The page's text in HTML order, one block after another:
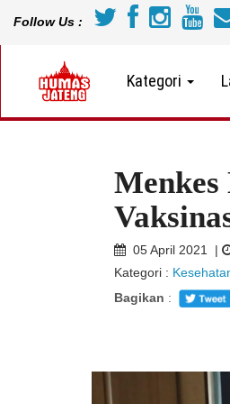
Follow Us :
Kategori
05 April 2021 |
Kategori :
Bagikan :